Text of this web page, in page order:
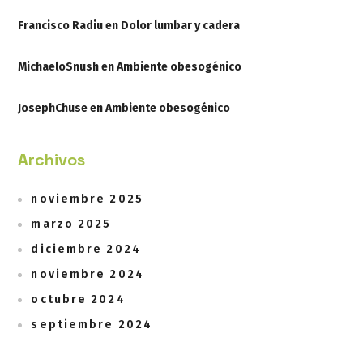
Francisco Radiuen Dolor lumbar y cadera
MichaeloSnushenAmbiente obesogénico
JosephChuseenAmbiente obesogénico
Archivos
noviembre 2025
marzo 2025
diciembre 2024
noviembre 2024
octubre 2024
septiembre 2024